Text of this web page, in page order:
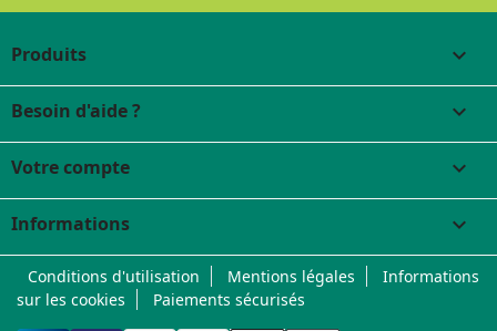
Produits 
Besoin d'aide ? 
Votre compte 
Informations keyboard_arrow_down
Conditions d'utilisation Mentions légales
Informations
sur les cookies
Paiements sécurisés